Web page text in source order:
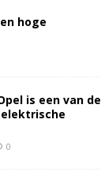
hoge
is een van de
0